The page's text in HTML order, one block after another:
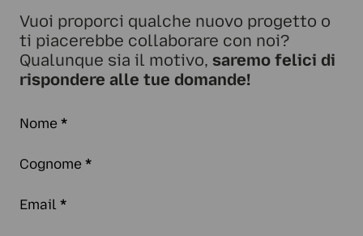
Vuoi proporci qualche nuovo progetto o
ti piacerebbe collaborare con noi?
Qualunque sia il motivo, saremo felici di
rispondere alle tue domande!
Nome *
Cognome *
Email *